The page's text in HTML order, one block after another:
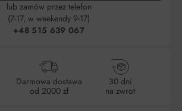
lub zamów przez telefon
(7-17, w weekendy 9-17)
+48 515 639 067
Darmowa dostawa
od 2000 zł
30 dni
na zwrot